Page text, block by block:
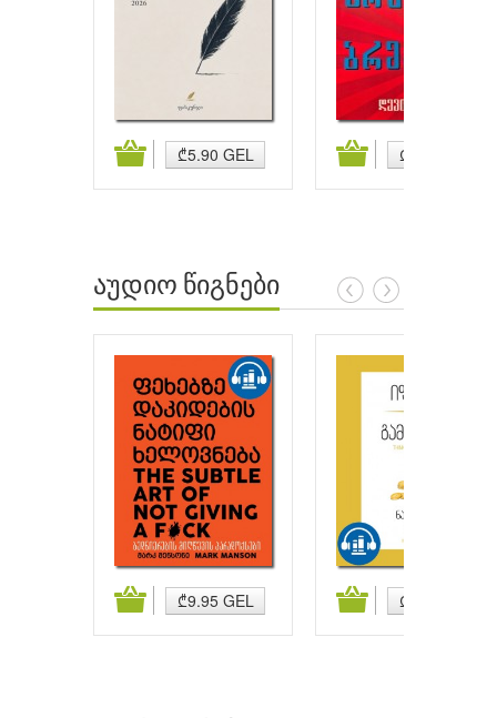
₾5.90 GEL ₾5.90 GEL
კალათაში დამატება კალათაში დამატება
აუდიო წიგნები
₾9.95 GEL ₾9.95 GEL
კალათაში დამატება კალათაში დამატება